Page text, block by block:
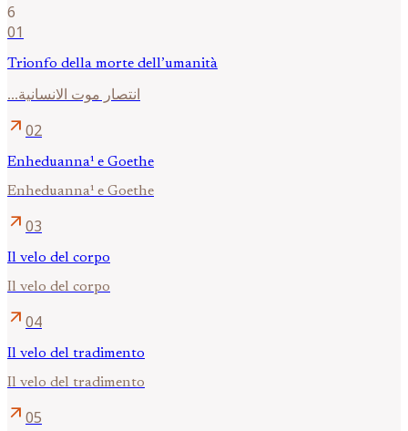
6
01
Trionfo della morte dell’umanità
...انتصار موت الانسانية
arrow_outward 02
Enheduanna¹ e Goethe
Enheduanna¹ e Goethe
arrow_outward 03
Il velo del corpo
Il velo del corpo
arrow_outward 04
Il velo del tradimento
Il velo del tradimento
arrow_outward 05